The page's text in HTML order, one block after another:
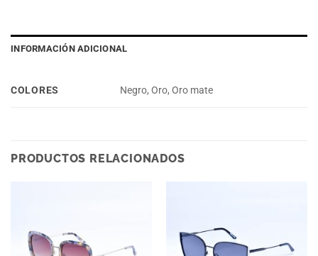
INFORMACIÓN ADICIONAL
COLORES Negro, Oro, Oro mate
PRODUCTOS RELACIONADOS